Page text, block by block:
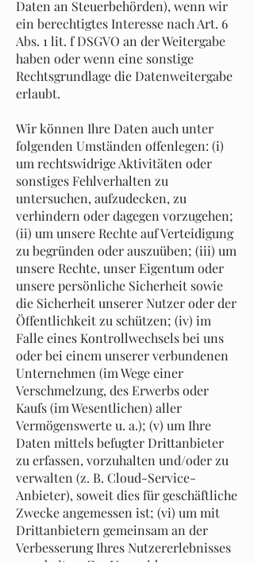
Daten an Steuerbehörden), wenn wir
ein berechtigtes Interesse nach Art. 6
Abs. 1 lit. f DSGVO an der Weitergabe
haben oder wenn eine sonstige
Rechtsgrundlage die Datenweitergabe
erlaubt.
Wir können Ihre Daten auch unter
folgenden Umständen offenlegen: (i)
um rechtswidrige Aktivitäten oder
sonstiges Fehlverhalten zu
untersuchen, aufzudecken, zu
verhindern oder dagegen vorzugehen;
(ii) um unsere Rechte auf Verteidigung
zu begründen oder auszuüben; (iii) um
unsere Rechte, unser Eigentum oder
unsere persönliche Sicherheit sowie
die Sicherheit unserer Nutzer oder der
Öffentlichkeit zu schützen; (iv) im
Falle eines Kontrollwechsels bei uns
oder bei einem unserer verbundenen
Unternehmen (im Wege einer
Verschmelzung, des Erwerbs oder
Kaufs (im Wesentlichen) aller
Vermögenswerte u. a.); (v) um Ihre
Daten mittels befugter Drittanbieter
zu erfassen, vorzuhalten und/oder zu
verwalten (z. B. Cloud-Service-
Anbieter), soweit dies für geschäftliche
Zwecke angemessen ist; (vi) um mit
Drittanbietern gemeinsam an der
Verbesserung Ihres Nutzererlebnisses
zu arbeiten. Zur Vermeidung von